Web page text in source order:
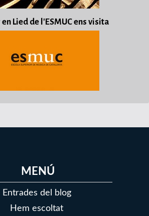
Lied de l'ESMUC ens visita
MENÚ
Entrades del blog
Hem escoltat